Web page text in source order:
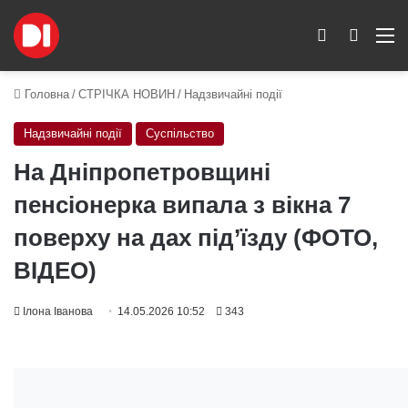
Пошук
Switch skin
Головна / СТРІЧКА НОВИН / Надзвичайні події
Надзвичайні події Суспільство
На Дніпропетровщині
пенсіонерка випала з вікна 7
поверху на дах під’їзду (ФОТО,
ВІДЕО)
Ілона Іванова 14.05.2026 10:52 343